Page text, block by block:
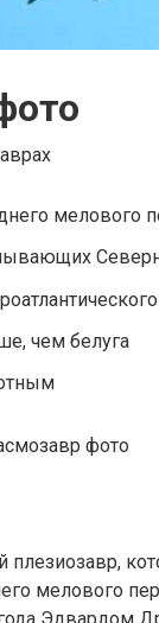
мелового
чем белуга
мелового